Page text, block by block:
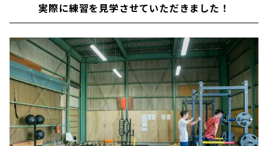
実際に練習を見学させていただきました！